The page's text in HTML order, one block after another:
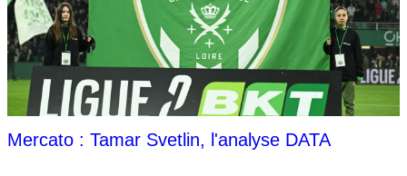
Mercato : Tamar Svetlin, l'analyse DATA